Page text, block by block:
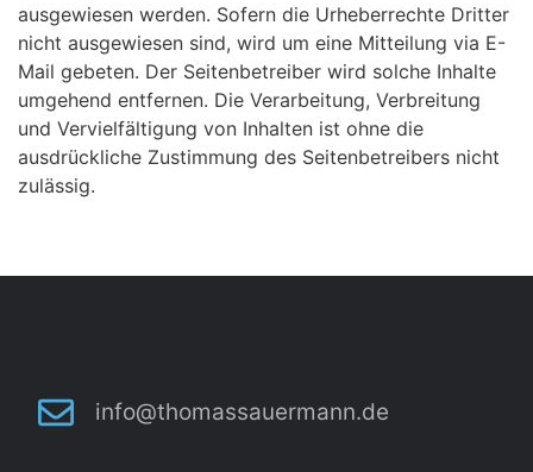
ausgewiesen werden. Sofern die Urheberrechte Dritter
nicht ausgewiesen sind, wird um eine Mitteilung via E-
Mail gebeten. Der Seitenbetreiber wird solche Inhalte
umgehend entfernen. Die Verarbeitung, Verbreitung
und Vervielfältigung von Inhalten ist ohne die
ausdrückliche Zustimmung des Seitenbetreibers nicht
zulässig.
info@thomassauermann.de